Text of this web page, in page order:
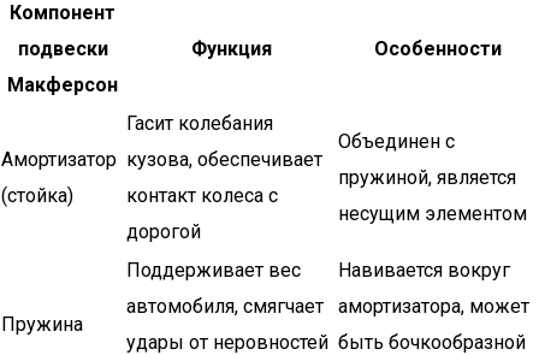
Компонент
подвески
Макферсон
Функция Особенности
Амортизатор
(стойка)
Гасит колебания
кузова, обеспечивает
контакт колеса с
дорогой
Объединен с
пружиной, является
несущим элементом
Пружина
Поддерживает вес
автомобиля, смягчает
удары от неровностей
Навивается вокруг
амортизатора, может
быть бочкообразной